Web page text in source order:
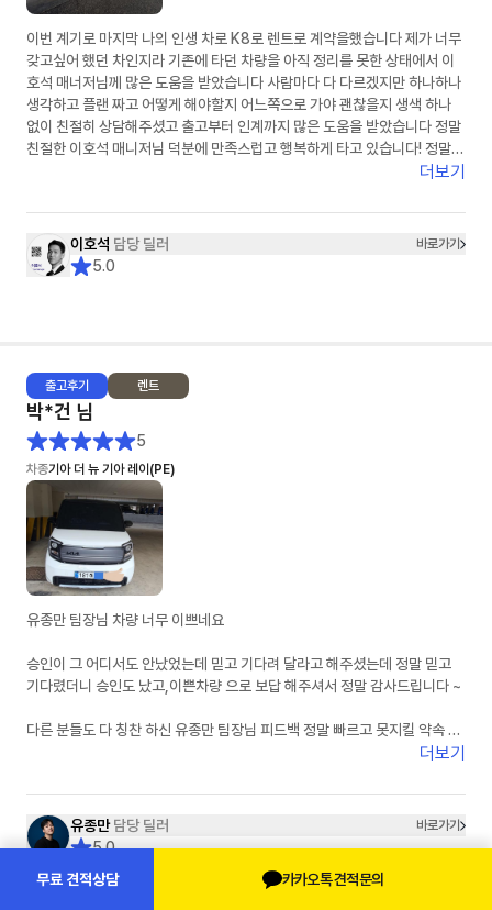
이번 계기로 마지막 나의 인생 차로 K8로 렌트로 계약을했습니다 제가 너무
갖고싶어 했던 차인지라 기존에 타던 차량을 아직 정리를 못한 상태에서 이
호석 매너저님께 많은 도움을 받았습니다 사람마다 다 다르겠지만 하나하나
생각하고 플랜 짜고 어떻게 해야할지 어느쪽으로 가야 괜찮을지 생색 하나
없이 친절히 상담해주셨고 출고부터 인계까지 많은 도움을 받았습니다 정말
친절한 이호석 매니저님 덕분에 만족스럽고 행복하게 타고 있습니다! 정말
더보기
이호석 담당 딜러 바로가기
5.0
출고후기 렌트
박*건 님
5
차종기아 더 뉴 기아 레이(PE)
유종만 팀장님 차량 너무 이쁘네요
승인이 그 어디서도 안났었는데 믿고 기다려 달라고 해주셨는데 정말 믿고
기다렸더니 승인도 났고,이쁜차량 으로 보답 해주셔서 정말 감사드립니다 ~
다른 분들도 다 칭찬 하신 유종만 팀장님 피드백 정말 빠르고 못지킬 약속 안
잘 탈께요 유팀장님 감사드려요
더보기
유종만 담당 딜러 바로가기
5.0
고객님이 선택하실 유종은 유종만 입니다.
카카오톡 견적문의
무료 견적상담